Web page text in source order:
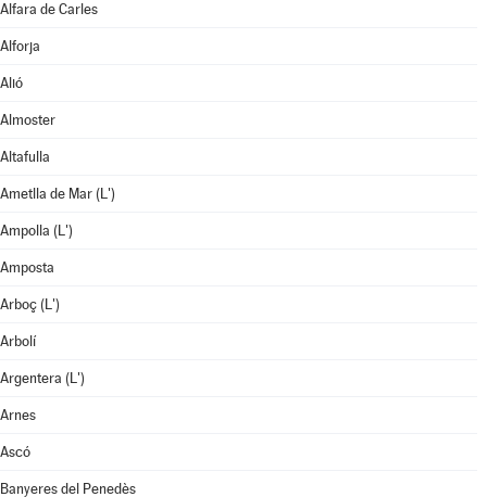
Alfara de Carles
Alforja
Alió
Almoster
Altafulla
Ametlla de Mar (L')
Ampolla (L')
Amposta
Arboç (L')
Arbolí
Argentera (L')
Arnes
Ascó
Banyeres del Penedès